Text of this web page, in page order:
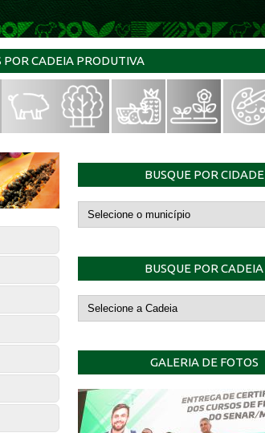
POR CADEIA PRODUTIVA
BUSQUE POR CIDADE
BUSQUE POR CADEIA
GALERIA DE FOTOS